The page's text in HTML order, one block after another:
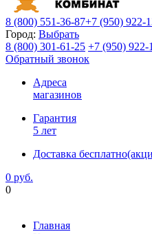
8 (800) 551-36-87+7 (950) 922-
Город: Выбрать
8 (800) 301-61-25 +7 (950) 922-
Обратный звонок
Адреса
магазинов
Гарантия
5 лет
Доставка бесплатно
0 руб.
0
Главная